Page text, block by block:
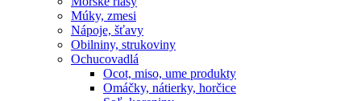
Múky, zmesi
Nápoje, šťavy
Obilniny, strukoviny
Ochucovadlá
Ocot, miso, ume produkty
Omáčky, nátierky, horčice